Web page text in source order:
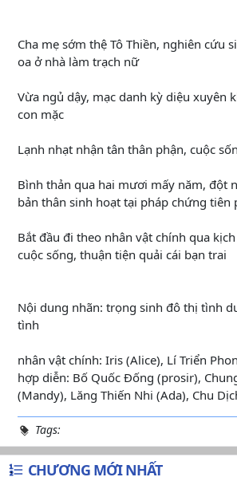
Cha mẹ sớm thệ Tô Thiền, nghiên cứu
oa ở nhà làm trạch nữ
Vừa ngủ dậy, mạc danh kỳ diệu xuyên
con mặc
Lạnh nhạt nhận tân thân phận, cuộc
Bình thản qua hai mươi mấy năm, đột
bản thân sinh hoạt tại pháp chứng tiên
Bắt đầu đi theo nhân vật chính qua
cuộc sống, thuận tiện quải cái bạn trai
Nội dung nhãn: trọng sinh đô thị tình
tình
nhân vật chính: Iris (Alice), Lí Triển
hợp diễn: Bố Quốc Đống (prosir),
(Mandy), Lăng Thiến Nhi (Ada), Chu
Tags:
CHƯƠNG MỚI NHẤT